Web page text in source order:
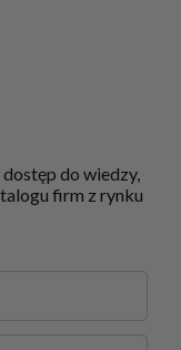
do wiedzy,
firm z rynku